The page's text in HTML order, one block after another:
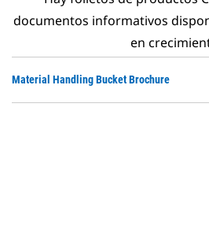
documentos informativos
en
Material Handling Bucket Brochure